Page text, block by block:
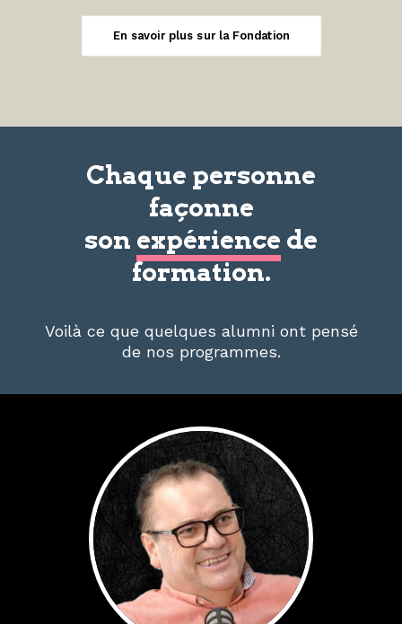
En savoir plus sur la Fondation
Chaque personne
façonne
son expérience de
formation.
Voilà ce que quelques alumni ont pensé
de nos programmes.